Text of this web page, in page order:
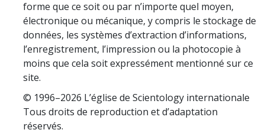
forme que ce soit ou par n’importe quel moyen,
électronique ou mécanique, y compris le stockage de
données, les systèmes d’extraction d’informations,
l’enregistrement, l’impression ou la photocopie à
moins que cela soit expressément mentionné sur ce
site.
© 1996–2026 L’église de Scientology internationale
Tous droits de reproduction et d’adaptation
réservés.